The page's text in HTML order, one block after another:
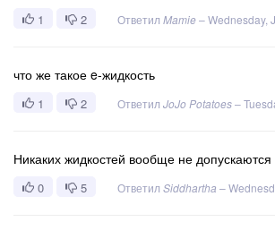
1 2 Ответил Mamie–Wednesday,
что же такое e-жидкость
1 2 Ответил JoJo Potatoes–
Никаких жидкостей вообще не допускаются
0 5 Ответил Siddhartha –